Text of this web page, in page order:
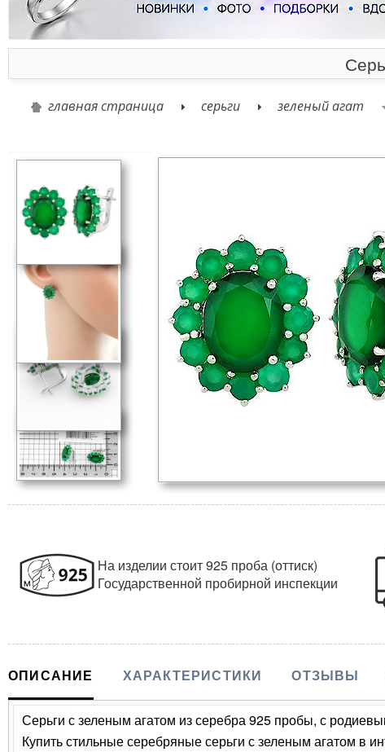
главная страница серьги зеленый агат
На изделии стоит 925 проба (оттиск)
Государственной пробирной инспекции
ОПИСАНИЕ ХАРАКТЕРИСТИКИ ОТЗЫВЫ
Серьги с зеленым агатом из серебра 925 пробы, с
Купить стильные серебряные серьги с зеленым агатом в